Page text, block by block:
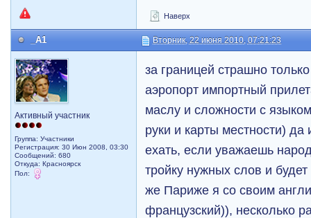
Наверх
_A1 Вторник, 22 июня 2010, 07:21:23
Активный участник
Группа: Участники
Регистрация: 30 Июн 2008, 03:30
Сообщений: 680
Откуда: Красноярск
Пол:
за границей страшно
аэропорт импортный
маслу и сложности с
руки и карты местности)
ехать, если уважаешь
тройку нужных слов и
же Париже я со своим
французский)), несколько